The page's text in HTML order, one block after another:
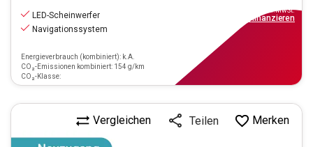
LED-Scheinwerfer
Navigationssystem
Energieverbrauch (kombiniert): k.A.
CO₂-Emissionen kombiniert: 154 g/km
CO₂-Klasse:
inkl.MwSt.
finanzieren
Vergleichen Teilen Merken